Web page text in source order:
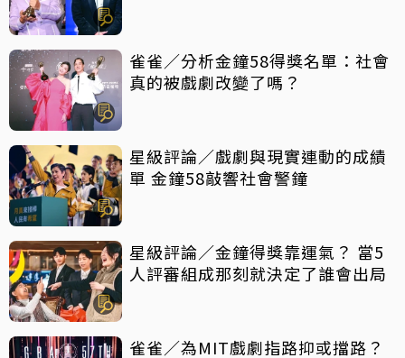
雀雀／分析金鐘58得獎名單：社會
真的被戲劇改變了嗎？
星級評論／戲劇與現實連動的成績
單 金鐘58敲響社會警鐘
星級評論／金鐘得獎靠運氣？ 當5
人評審組成那刻就決定了誰會出局
雀雀／為MIT戲劇指路抑或擋路？